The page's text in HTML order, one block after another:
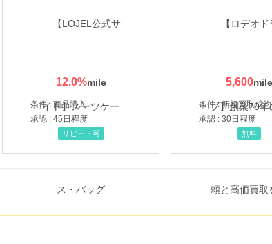
12.0%
条件 : 商品購入
承認 : 45日程度
リピート可
5,600
条件 : 新規買取成約
承認 : 30日程度
無料